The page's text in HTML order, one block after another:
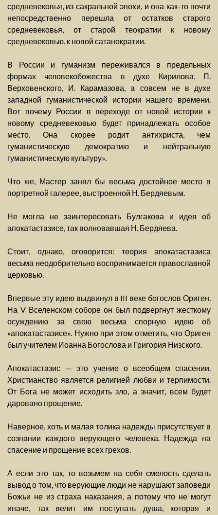
средневековья, из сакральной эпохи, и она как-то почти
непосредственно перешла от остатков старого
средневековья, от старой теократии к новому
средневековью, к новой сатанократии.
В России и гуманизм переживался в предельных
формах человекобожества в духе Кирилова, П.
Верховенского, И. Карамазова, а совсем не в духе
западной гуманистической истории нашего времени.
Вот почему России в переходе от новой истории к
новому средневековью будет принадлежать особое
место. Она скорее родит антихриста, чем
гуманистическую демократию и нейтральную
гуманистическую культуру».
Что же, Мастер занял бы весьма достойное место в
портретной галерее, выстроенной Н. Бердяевым.
Не могла не заинтересовать Булгакова и идея об
апокатастазисе, так волновавшая Н. Бердяева.
Стоит, однако, оговорится: теория апокатастазиса
весьма неодобрительно воспринимается православной
церковью.
Впервые эту идею выдвинул в III веке богослов Ориген.
На V Вселенском соборе он был подвергнут жесткому
осуждению за свою весьма спорную идею об
«апокатастазисе». Нужно при этом отметить, что Ориген
был учителем Иоанна Богослова и Григория Низского.
Апокатастазис — это учение о всеобщем спасении.
Христианство является религией любви и терпимости.
От Бога не может исходить зло, а значит, всем будет
даровано прощение.
Наверное, хоть и малая толика надежды присутствует в
сознании каждого верующего человека. Надежда на
спасение и прощение всех грехов.
А если это так, то возьмем на себя смелость сделать
вывод о том, что верующие люди не нарушают заповеди
Божьи не из страха наказания, а потому что не могут
иначе, так велит им поступать душа, которая и